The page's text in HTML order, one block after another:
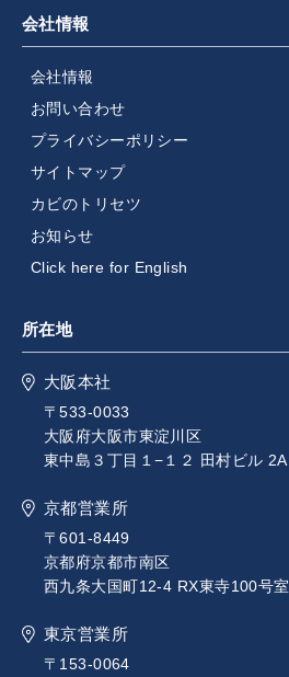
会社情報
会社情報
お問い合わせ
プライバシーポリシー
サイトマップ
カビのトリセツ
お知らせ
Click here for English
所在地
大阪本社
〒533-0033
大阪府大阪市東淀川区
東中島３丁目１−１２ 田村ビル 2A
京都営業所
〒601-8449
京都府京都市南区
西九条大国町12-4 RX東寺100号室
東京営業所
〒153-0064